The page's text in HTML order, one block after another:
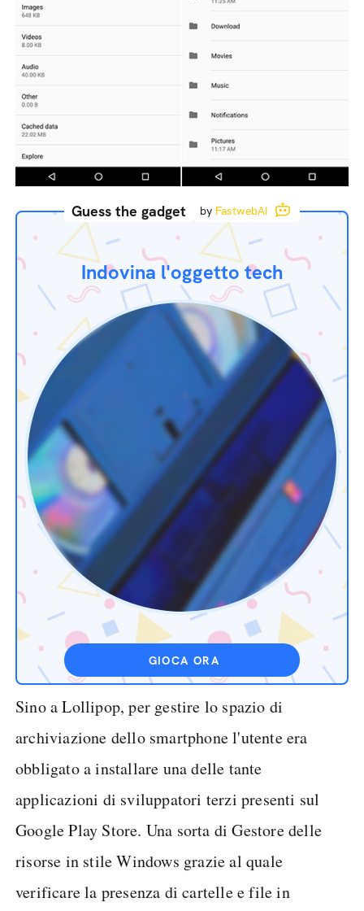
Guess the gadget by FastwebAI
Indovina l'oggetto tech
GIOCA ORA
Sino a Lollipop, per gestire lo spazio di
archiviazione dello smartphone l'utente era
obbligato a installare una delle tante
applicazioni di sviluppatori terzi presenti sul
Google Play Store. Una sorta di Gestore delle
risorse in stile Windows grazie al quale
verificare la presenza di cartelle e file in